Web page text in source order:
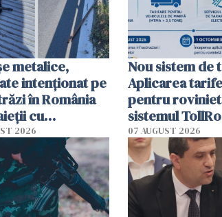
metalice,
intenționat pe
în România
cu
"Mi-au
lei să mă
2026
Nou sistem de
Aplicarea
pentru
sistemul
începe la 1
07 AUGUST 2026